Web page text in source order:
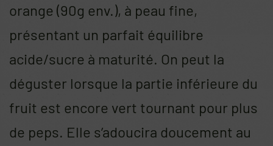
orange (90g env.), à peau fine,
présentant un parfait équilibre
acide/sucre à maturité. On peut la
déguster lorsque la partie inférieure du
fruit est encore vert tournant pour plus
de peps. Elle s’adoucira doucement au